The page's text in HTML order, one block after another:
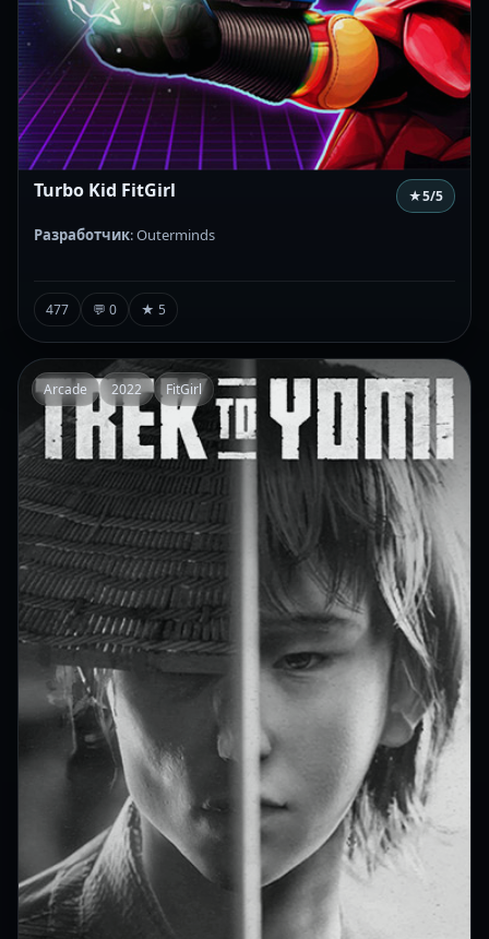
Turbo Kid FitGirl ★5/5
Разработчик: Outerminds
477 💬 0 ★ 5
Arcade 2022 FitGirl